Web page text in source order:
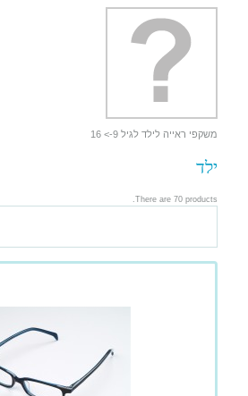
משקפי ראייה לילד לגיל 9-> 16
ילד
There are 70 products.